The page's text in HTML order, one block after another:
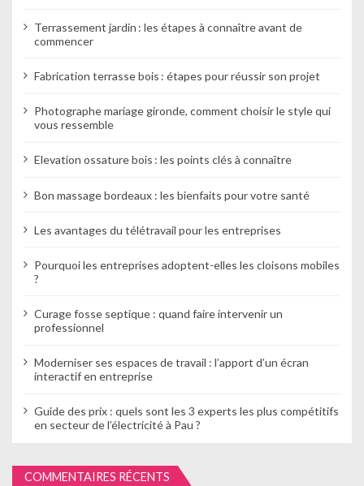
Terrassement jardin : les étapes à connaître avant de
commencer
Fabrication terrasse bois : étapes pour réussir son projet
Photographe mariage gironde, comment choisir le style qui
vous ressemble
Elevation ossature bois : les points clés à connaître
Bon massage bordeaux : les bienfaits pour votre santé
Les avantages du télétravail pour les entreprises
Pourquoi les entreprises adoptent-elles les cloisons mobiles
?
Curage fosse septique : quand faire intervenir un
professionnel
Moderniser ses espaces de travail : l’apport d’un écran
interactif en entreprise
Guide des prix : quels sont les 3 experts les plus compétitifs
en secteur de l’électricité à Pau ?
COMMENTAIRES RÉCENTS